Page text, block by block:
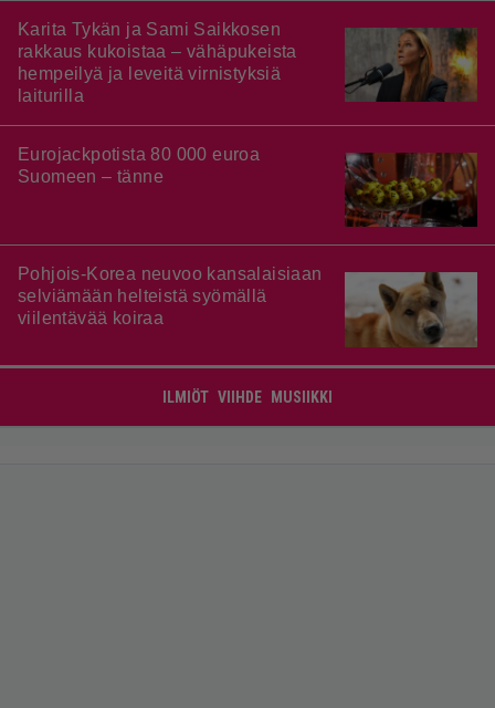
Karita Tykän ja Sami Saikkosen
rakkaus kukoistaa – vähäpukeista
hempeilyä ja leveitä virnistyksiä
laiturilla
Eurojackpotista 80 000 euroa
Suomeen – tänne
Pohjois-Korea neuvoo kansalaisiaan
selviämään helteistä syömällä
viilentävää koiraa
ILMIÖT VIIHDE MUSIIKKI